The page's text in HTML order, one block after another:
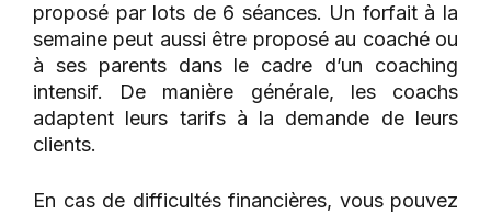
proposé par lots de 6 séances. Un forfait à la
semaine peut aussi être proposé au coaché ou
à ses parents dans le cadre d’un coaching
intensif. De manière générale, les coachs
adaptent leurs tarifs à la demande de leurs
clients.
En cas de difficultés financières, vous pouvez